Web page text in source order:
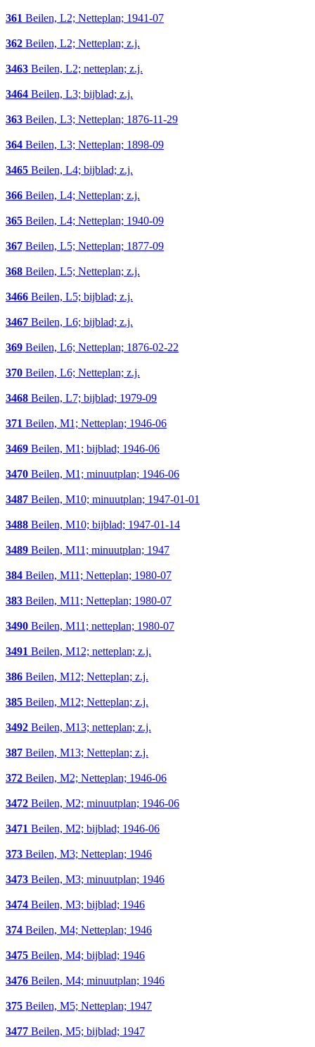
361 Beilen, L2; Netteplan; 1941-07
362 Beilen, L2; Netteplan; z.j.
3463 Beilen, L2; netteplan; z.j.
3464 Beilen, L3; bijblad; z.j.
363 Beilen, L3; Netteplan; 1876-11-29
364 Beilen, L3; Netteplan; 1898-09
3465 Beilen, L4; bijblad; z.j.
366 Beilen, L4; Netteplan; z.j.
365 Beilen, L4; Netteplan; 1940-09
367 Beilen, L5; Netteplan; 1877-09
368 Beilen, L5; Netteplan; z.j.
3466 Beilen, L5; bijblad; z.j.
3467 Beilen, L6; bijblad; z.j.
369 Beilen, L6; Netteplan; 1876-02-22
370 Beilen, L6; Netteplan; z.j.
3468 Beilen, L7; bijblad; 1979-09
371 Beilen, M1; Netteplan; 1946-06
3469 Beilen, M1; bijblad; 1946-06
3470 Beilen, M1; minuutplan; 1946-06
3487 Beilen, M10; minuutplan; 1947-01-01
3488 Beilen, M10; bijblad; 1947-01-14
3489 Beilen, M11; minuutplan; 1947
384 Beilen, M11; Netteplan; 1980-07
383 Beilen, M11; Netteplan; 1980-07
3490 Beilen, M11; netteplan; 1980-07
3491 Beilen, M12; netteplan; z.j.
386 Beilen, M12; Netteplan; z.j.
385 Beilen, M12; Netteplan; z.j.
3492 Beilen, M13; netteplan; z.j.
387 Beilen, M13; Netteplan; z.j.
372 Beilen, M2; Netteplan; 1946-06
3472 Beilen, M2; minuutplan; 1946-06
3471 Beilen, M2; bijblad; 1946-06
373 Beilen, M3; Netteplan; 1946
3473 Beilen, M3; minuutplan; 1946
3474 Beilen, M3; bijblad; 1946
374 Beilen, M4; Netteplan; 1946
3475 Beilen, M4; bijblad; 1946
3476 Beilen, M4; minuutplan; 1946
375 Beilen, M5; Netteplan; 1947
3477 Beilen, M5; bijblad; 1947